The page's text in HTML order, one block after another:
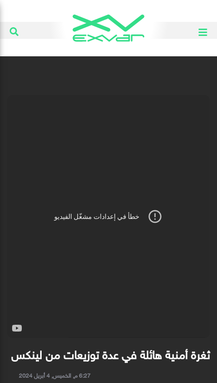
ثغرة أمنية هائلة في عدة توزيعات من لينكس
6:27 م, الخميس, 4 أبريل 2024